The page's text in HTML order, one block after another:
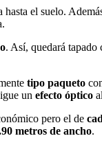
el suelo.
. Así, quedará
tipo paqueto
un efecto óptico
pero el de
metros de ancho.